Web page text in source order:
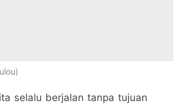
selalu berjalan tanpa tujuan